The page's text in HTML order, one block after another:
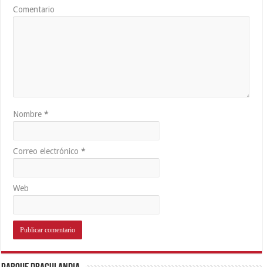
Comentario
Nombre*
Correo electrónico*
Web